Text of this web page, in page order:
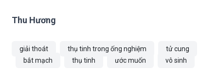
Thu Hương
giải thoát thụ tinh trong ống nghiệm
tử cung
bắt mạch
thụ tinh ước muốn vô sinh